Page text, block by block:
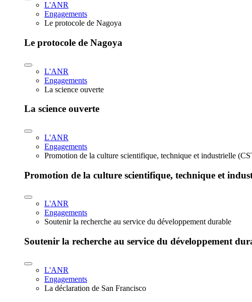
L'ANR
Engagements
Le protocole de Nagoya
Le protocole de Nagoya
L'ANR
Engagements
La science ouverte
La science ouverte
L'ANR
Engagements
Promotion de la culture scientifique, technique et industrielle
Promotion de la culture scientifique, technique et
L'ANR
Engagements
Soutenir la recherche au service du développement durable
Soutenir la recherche au service du développement
L'ANR
Engagements
La déclaration de San Francisco